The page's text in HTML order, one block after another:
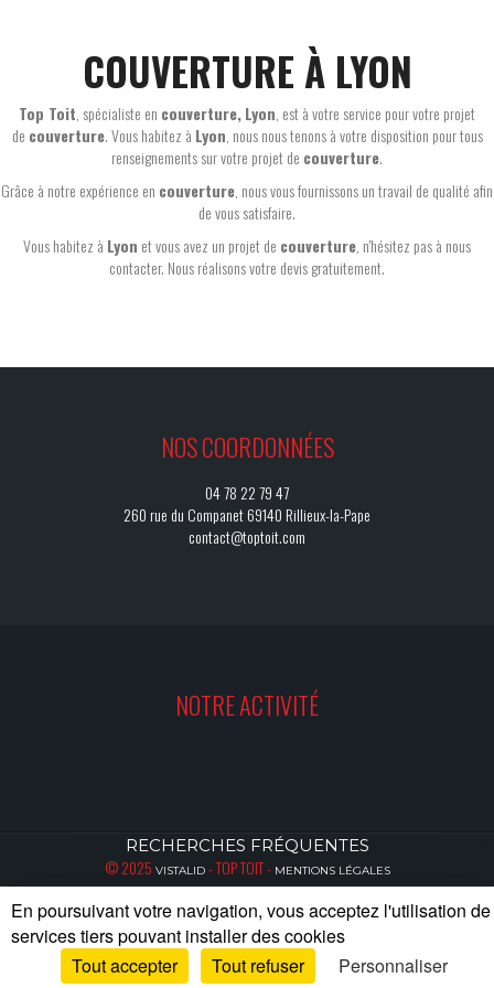
COUVERTURE À LYON
Top Toit , spécialiste en couverture,Lyon , est à votre service pour votre projet
de couverture. Vous habitez à Lyon , nous nous tenons à votre disposition pour tous
renseignements sur votre projet de couverture.
Grâce à notre expérience en couverture , nous vous fournissons un travail de qualité afin
de vous satisfaire.
Vous habitez à Lyon et vous avez un projet de couverture , n'hésitez pas à nous
contacter. Nous réalisons votre devis gratuitement.
NOS COORDONNÉES
04 78 22 79 47
260 rue du Companet 69140 Rillieux-la-Pape
contact@toptoit.com
NOTRE ACTIVITÉ
RECHERCHES FRÉQUENTES
© 2025 VISTALID- TOP TOIT - MENTIONS LÉGALES
TRANSFERT DE PROPRIÉTÉ ET ADAPTATION - LA BOÎTE À MARQUER.FR
En poursuivant votre navigation, vous acceptez l'utilisation de
services tiers pouvant installer des cookies
Tout accepter
Tout refuser Personnaliser